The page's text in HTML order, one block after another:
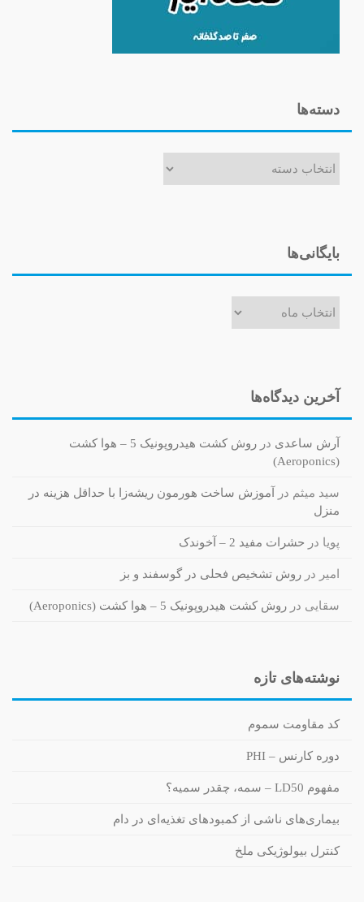
دسته‌ها
بایگانی‌ها
آخرین دیدگاه‌ها
آرش ساعدی در
روش کشت هیدروپونیک 5 – هوا کشت
(Aeroponics)
سید میثم در
آموزش ساخت هورمون ریشه‌زا با حداقل هزینه در
منزل
پویا در حشرات مفید 2 – آخوندک
امیر در روش تشخیص فحلی در گوسفند و بز
سقایی در روش کشت هیدروپونیک 5 – هوا کشت (Aeroponics)
نوشته‌های تازه
کد مقاومت سموم
دوره کارنس – PHI
مفهوم LD50 – سمه، چقدر سمیه؟
بیماری‌های ناشی از کمبودهای تغذیه‌ای در دام
کنترل بیولوژیکی ملخ